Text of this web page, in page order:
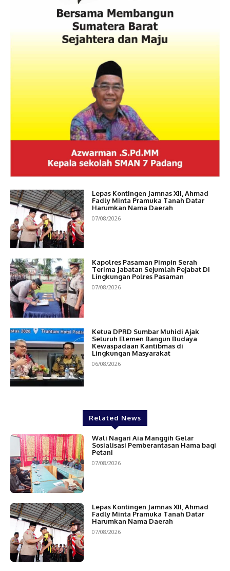
Lepas Kontingen Jamnas XII, Ahmad
Fadly Minta Pramuka Tanah Datar
Harumkan Nama Daerah
07/08/2026
Kapolres Pasaman Pimpin Serah
Terima Jabatan Sejumlah Pejabat Di
Lingkungan Polres Pasaman
07/08/2026
Ketua DPRD Sumbar Muhidi Ajak
Seluruh Elemen Bangun Budaya
Kewaspadaan Kantibmas di
Lingkungan Masyarakat
06/08/2026
Related News
Wali Nagari Aia Manggih Gelar
Sosialisasi Pemberantasan Hama bagi
Petani
07/08/2026
Lepas Kontingen Jamnas XII, Ahmad
Fadly Minta Pramuka Tanah Datar
Harumkan Nama Daerah
07/08/2026